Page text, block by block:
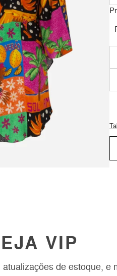
VIP
de estoque, e